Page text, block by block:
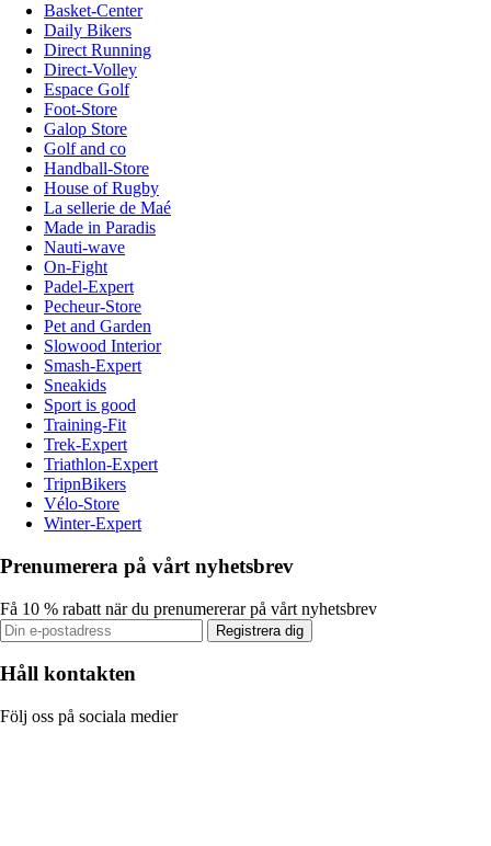
Basket-Center
Daily Bikers
Direct Running
Direct-Volley
Espace Golf
Foot-Store
Galop Store
Golf and co
Handball-Store
House of Rugby
La sellerie de Maé
Made in Paradis
Nauti-wave
On-Fight
Padel-Expert
Pecheur-Store
Pet and Garden
Slowood Interior
Smash-Expert
Sneakids
Sport is good
Training-Fit
Trek-Expert
Triathlon-Expert
TripnBikers
Vélo-Store
Winter-Expert
Prenumerera på vårt nyhetsbrev
Få 10 % rabatt när du prenumererar på vårt nyhetsbrev
Registrera dig
Håll kontakten
Följ oss på sociala medier